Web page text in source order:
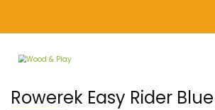
DODAJ
Rowerek Easy Rider Blue